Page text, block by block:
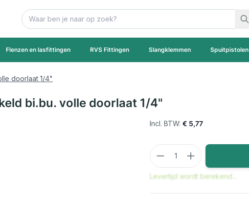
Zoek
Flenzen en lasfittingen RVS Fittingen Slangklemmen Spuitpistolen
doorlaat 1/4"
bi.bu. volle doorlaat 1/4"
€ 5,77
Aantal
Levertijd wordt berekend...